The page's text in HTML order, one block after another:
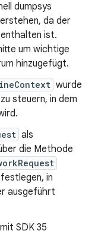
dumpsys
da der
ist.
um wichtige
hinzugefügt.
wurde
steuern, in dem
als
die Methode
in
ausgeführt
SDK 35